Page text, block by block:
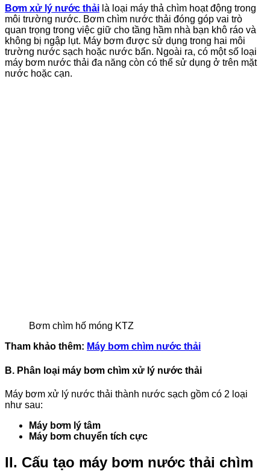
Bơm xử lý nước thải là loại máy thả chìm hoạt động trong
môi trường nước. Bơm chìm nước thải đóng góp vai trò
quan trọng trong việc giữ cho tầng hầm nhà bạn khô ráo và
không bị ngập lụt. Máy bơm được sử dụng trong hai môi
trường nước sạch hoặc nước bẩn. Ngoài ra, có một số loại
máy bơm nước thải đa năng còn có thể sử dụng ở trên mặt
nước hoặc cạn.
Bơm chìm hố móng KTZ
Tham khảo thêm: Máy bơm chìm nước thải
B. Phân loại máy bơm chìm xử lý nước thải
Máy bơm xử lý nước thải thành nước sạch gồm có 2 loại
như sau:
Máy bơm lý tâm
Máy bơm chuyển tích cực
II. Cấu tạo máy bơm nước thải chìm